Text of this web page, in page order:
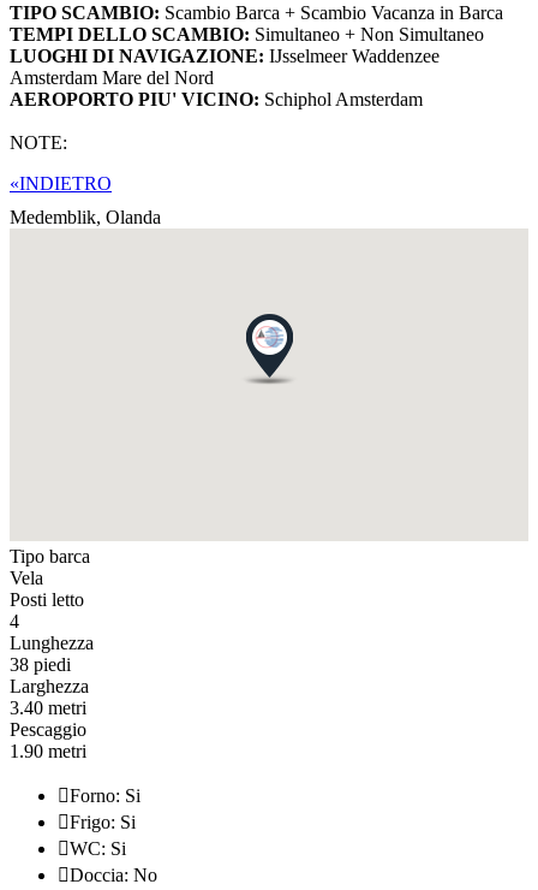
TIPO SCAMBIO: Scambio Barca + Scambio Vacanza in Barca
TEMPI DELLO SCAMBIO: Simultaneo + Non Simultaneo
LUOGHI DI NAVIGAZIONE: IJsselmeer Waddenzee
Amsterdam Mare del Nord
AEROPORTO PIU' VICINO: Schiphol Amsterdam
NOTE:
«INDIETRO
Medemblik, Olanda
Tipo barca
Vela
Posti letto
4
Lunghezza
38 piedi
Larghezza
3.40 metri
Pescaggio
1.90 metri
Forno: Si
Frigo: Si
WC: Si
Doccia: No